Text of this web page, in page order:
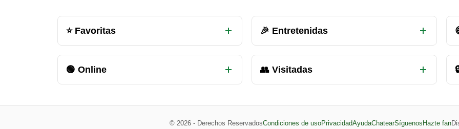
Otras
salas
de
chat
⭐ Favoritas 🎉 Entretenidas
🟢 Online 👥 Visitadas
© 2026 - Derechos ReservadosCondiciones de usoPrivacidadAyudaChatearSíguenos Hazte fan